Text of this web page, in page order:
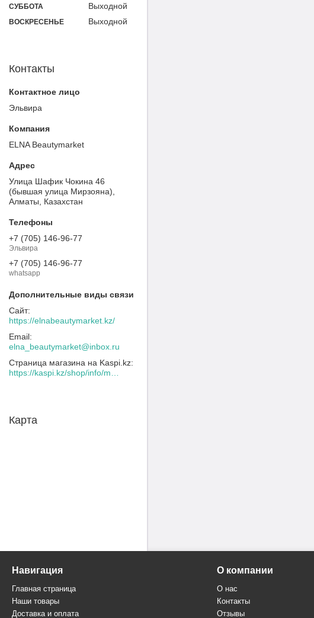
СУББОТА Выходной
ВОСКРЕСЕНЬЕ Выходной
Контакты
Эльвира
ELNA Beautymarket
Улица Шафик Чокина 46
(бывшая улица Мирзояна),
Алматы, Казахстан
+7 (705) 146-96-77
Эльвира
+7 (705) 146-96-77
whatsapp
https://elnabeautymarket.kz/
elna_beautymarket@inbox.ru
Страница магазина на Kaspi.kz
Карта
Навигация
Главная страница
Наши товары
Доставка и оплата
О компании
О нас
Контакты
Отзывы